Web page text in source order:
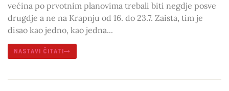
većina po prvotnim planovima trebali biti negdje posve
drugdje a ne na Krapnju od 16. do 23.7. Zaista, tim je
disao kao jedno, kao jedna...
NASTAVI ČITATI